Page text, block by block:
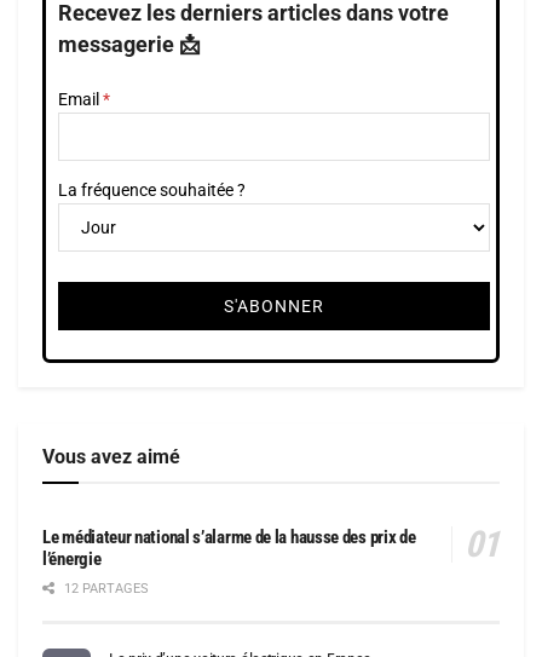
Recevez les derniers articles dans votre
messagerie 📩
Email
La fréquence souhaitée ?
Vous avez aimé
Le médiateur national s’alarme de la hausse des prix de
l’énergie
12 PARTAGES